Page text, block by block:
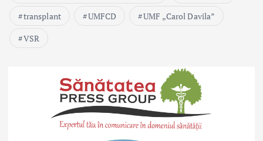
transplant
UMFCD
UMF „Carol Davila”
VSR